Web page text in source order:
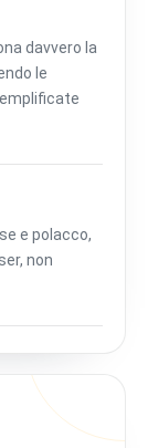
davvero la
le
e polacco,
non